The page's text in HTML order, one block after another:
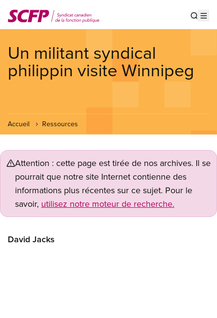
au
contenu
Un militant syndical
philippin visite Winnipeg
Accueil Ressources
Attention : cette page est tirée de nos archives. Il se
pourrait que notre site Internet contienne des
informations plus récentes sur ce sujet. Pour le
savoir, utilisez notre moteur de recherche.
David Jacks